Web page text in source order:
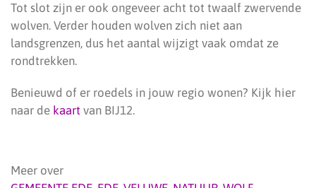
Tot slot zijn er ook ongeveer acht tot twaalf zwervende
wolven. Verder houden wolven zich niet aan
landsgrenzen, dus het aantal wijzigt vaak omdat ze
rondtrekken.
Benieuwd of er roedels in jouw regio wonen? Kijk hier
naar de kaart van BIJ12.
Meer over